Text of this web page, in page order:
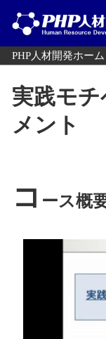
PHP人材開発ホーム
実践モ
メント
コ ース概